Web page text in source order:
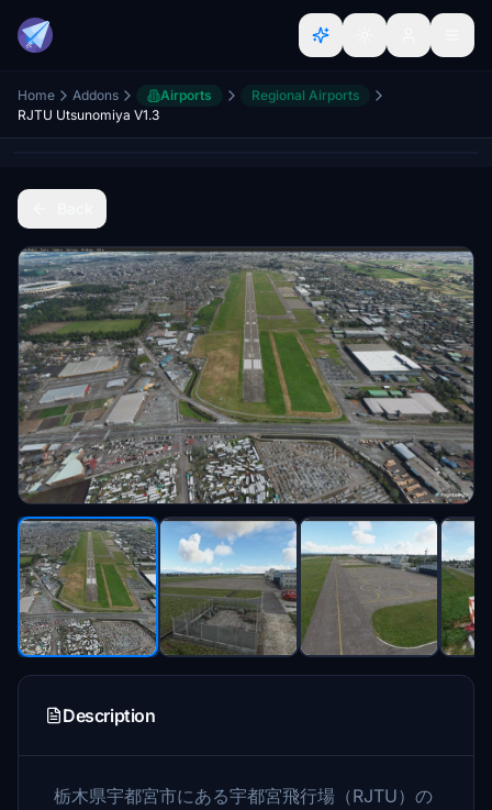
Home Addons Airports
Regional Airports
RJTU Utsunomiya V1.3
Description
栃木県宇都宮市にある宇都宮飛行場（RJTU）の